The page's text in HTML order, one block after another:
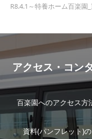
R8.4.1～特養ホーム百楽園
アクセス・コン
百楽園へのアクセス方
資料(パンフレット)